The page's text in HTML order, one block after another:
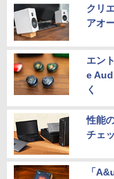
クリ
アオ
エン
e
く
性能
チェ
「